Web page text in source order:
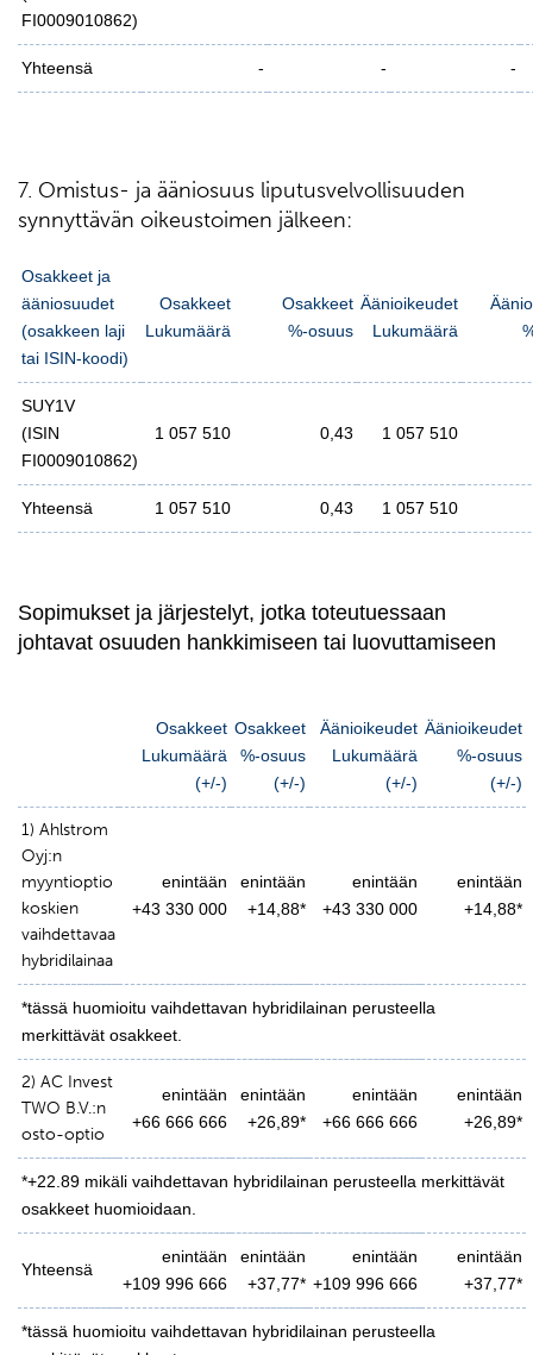
FI0009010862)
Yhteensä - - -
7. Omistus- ja ääniosuus liputusvelvollisuuden
synnyttävän oikeustoimen jälkeen:
Osakkeet ja
ääniosuudet
(osakkeen laji
tai ISIN-koodi)
Osakkeet
Lukumäärä
Osakkeet
%-osuus
Äänioikeudet
Lukumäärä
SUY1V
(ISIN
FI0009010862)
1 057 510 0,43 1 057 510
Yhteensä 1 057 510 0,43 1 057 510
Sopimukset ja järjestelyt, jotka toteutuessaan
johtavat osuuden hankkimiseen tai luovuttamiseen
Osakkeet
Lukumäärä
(+/-)
Osakkeet
%-osuus
(+/-)
Äänioikeudet
Lukumäärä
(+/-)
Äänioikeudet
%-osuus
(+/-)
1) Ahlstrom
Oyj:n
myyntioptio
koskien
vaihdettavaa
hybridilainaa
enintään
+43 330 000
enintään
+14,88*
enintään
+43 330 000
enintään
+14,88*
*tässä huomioitu vaihdettavan hybridilainan perusteella
merkittävät osakkeet.
2) AC Invest
TWO B.V.:n
osto-optio
enintään
+66 666 666
enintään
+26,89*
enintään
+66 666 666
enintään
+26,89*
*+22.89 mikäli vaihdettavan hybridilainan perusteella merkittävät
osakkeet huomioidaan.
Yhteensä
enintään
+109 996 666
enintään
+37,77*
enintään
+109 996 666
enintään
+37,77*
*tässä huomioitu vaihdettavan hybridilainan perusteella